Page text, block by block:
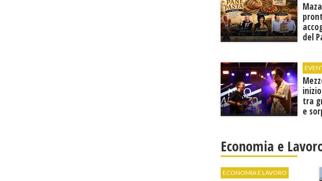
del
tra
e
Economia e
ECONOMIA E LAVORO